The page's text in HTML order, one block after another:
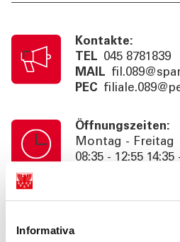
Informativa
Kontakte:
TEL 045 8781839
MAIL
PEC
Öffnungszeiten:
Montag - Freitag
08:35 - 12:55